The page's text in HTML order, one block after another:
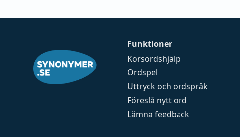
Funktioner
Korsordshjälp
Ordspel
Uttryck och ordspråk
Föreslå nytt ord
Lämna feedback